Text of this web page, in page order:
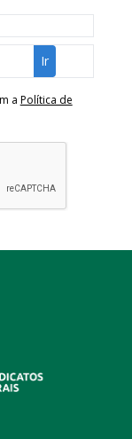
a Política de